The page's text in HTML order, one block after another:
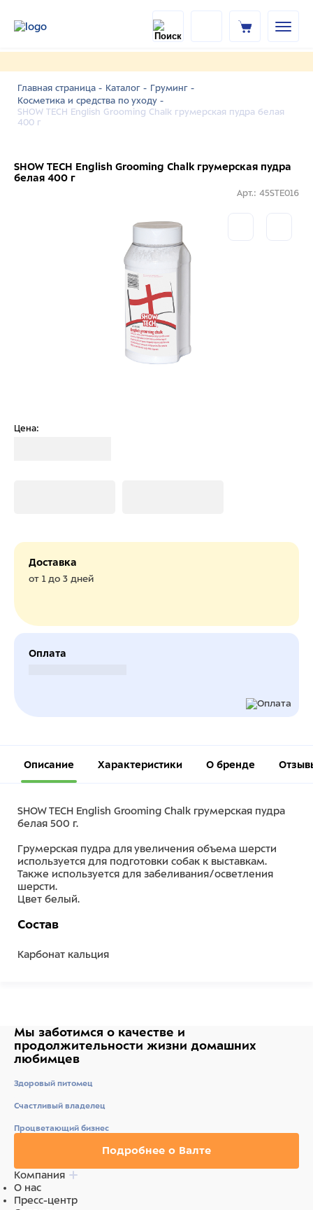
Главная страница - Каталог - Груминг -
Косметика и средства по уходу -
SHOW TECH English Grooming Chalk грумерская пудра белая
400 г
SHOW TECH English Grooming Chalk грумерская пудра
белая 400 г
Арт.: 45STE016
Цена:
Доставка
от 1 до 3 дней
Оплата
Описание Характеристики О бренде
SHOW TECH English Grooming Chalk грумерская пудра
белая 500 г.
Грумерская пудра для увеличения объема шерсти
используется для подготовки собак к выставкам.
Также используется для забеливания/осветления
шерсти.
Цвет белый.
Состав
Карбонат кальция
Мы заботимся о качестве и
продолжительности жизни домашних
любимцев
Здоровый питомец
Счастливый владелец
Процветающий бизнес
Подробнее о Валте
Компания
О нас
Пресс-центр